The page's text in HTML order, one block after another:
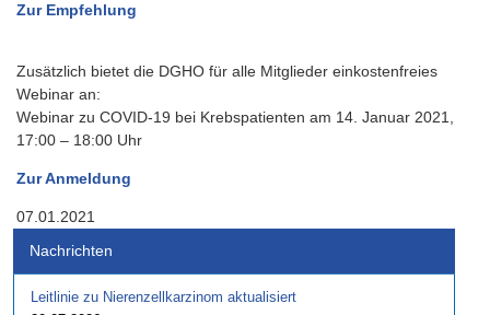
Zur Empfehlung
Zusätzlich bietet die DGHO für alle Mitglieder einkostenfreies
Webinar an:
Webinar zu COVID-19 bei Krebspatienten am 14. Januar 2021,
17:00 – 18:00 Uhr
Zur Anmeldung
07.01.2021
Nachrichten
Leitlinie zu Nierenzellkarzinom aktualisiert